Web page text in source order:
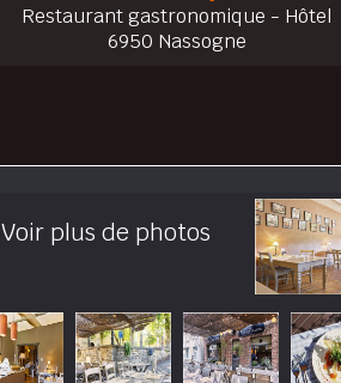
Restaurant gastronomique - Hôtel
6950 Nassogne
Voir plus de photos